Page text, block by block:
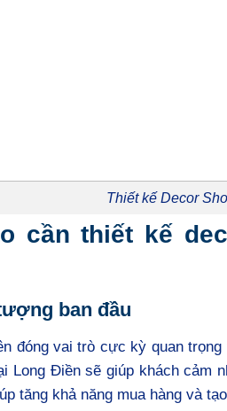
Thiết kế Decor
cần thiết kế
ban đầu
đóng vai trò cực kỳ quan
Long Điền sẽ giúp khách cảm
tăng khả năng mua hàng và